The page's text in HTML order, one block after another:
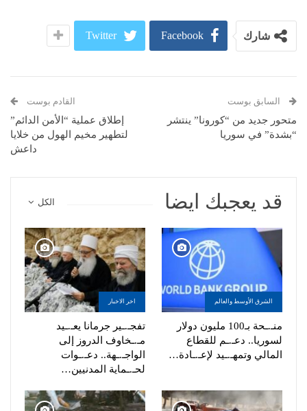
شارك Facebook
Twitter
السابق بوست
متحور جديد من “كورونا” ينتشر
“بشدة” في سوريا
القادم بوست
إطلاق عملية “الأمن الدائم”
لتطهير مخيم الهول من خلايا
داعش
الكل قد يعجبك ايضا
الشرق الأوسط والعالم
منـ.ـحة بـ100 مليون دولار
لسوريا.. دعـ.ـم للقطاع
المالي وتمهـ.ـيد لإعـ.ـادة…
اخر الاخبار
تفجـ.ـير جرمانا يعـ.ـيد
مـ.ـخاوف الدروز إلى
الواجـ.ـهة.. دعـ.ـوات
لحـ.ـماية المدنيين…